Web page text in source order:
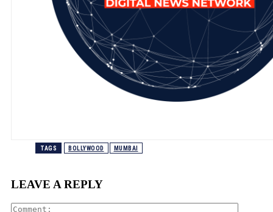
TAGS BOLLYWOOD MUMBAI
LEAVE A REPLY